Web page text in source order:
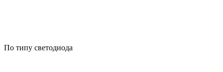
По типу светодиода